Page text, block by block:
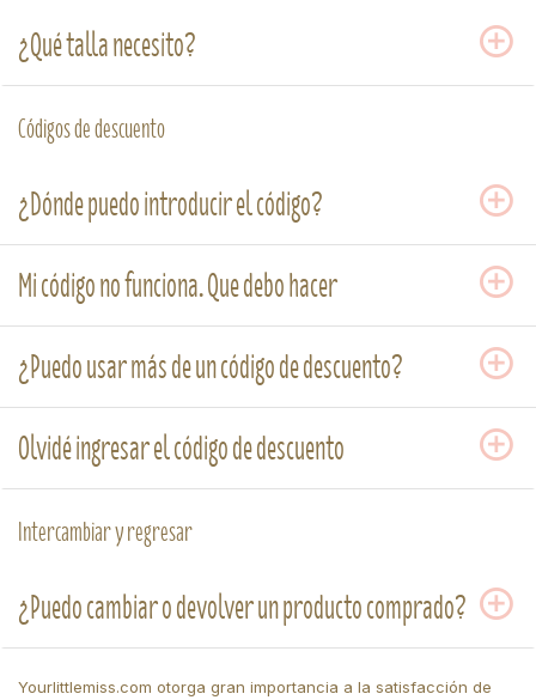
¿Qué talla necesito?
Códigos de descuento
¿Dónde puedo introducir el código?
Mi código no funciona. Que debo hacer
¿Puedo usar más de un código de descuento?
Olvidé ingresar el código de descuento
Intercambiar y regresar
¿Puedo cambiar o devolver un producto comprado?
Yourlittlemiss.com otorga gran importancia a la satisfacción de